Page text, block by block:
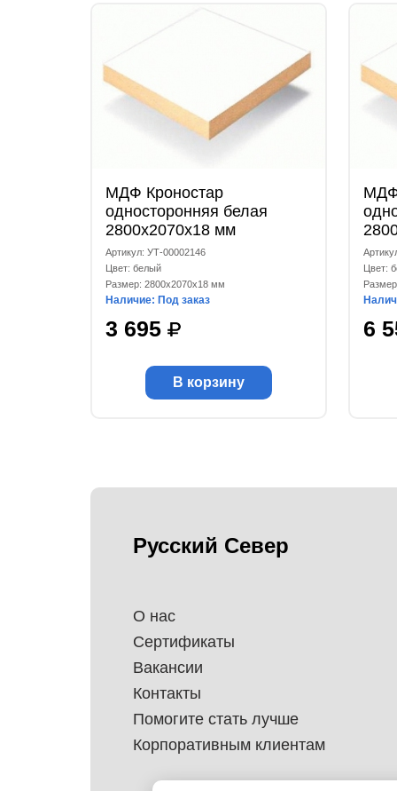
МДФ Кроностар
односторонняя белая
2800х2070х18 мм
Артикул: УТ-00002146
Цвет: белый
Размер: 2800x2070x18 мм
Наличие: Под заказ
3 695
В корзину
МДФ
Цвет:
6
Русский Север
О нас
Сертификаты
Вакансии
Контакты
Помогите стать лучше
Корпоративным клиентам